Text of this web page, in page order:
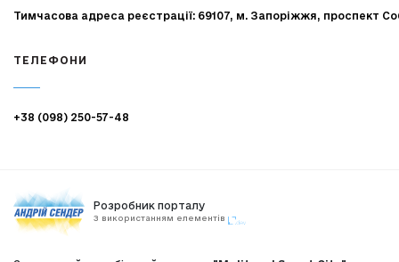
Тимчасова адреса реєстрації: 69107, м. Запоріжжя, проспект
ТЕЛЕФОНИ
+38 (098) 250-57-48
Розробник порталу
З використанням елементів